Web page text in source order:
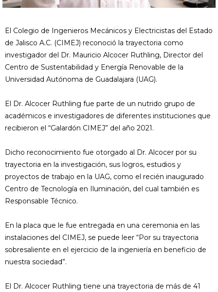
El Colegio de Ingenieros Mecánicos y Electricistas del Estado
de Jalisco A.C. (CIMEJ) reconoció la trayectoria como
investigador del Dr. Mauricio Alcocer Ruthling, Director del
Centro de Sustentabilidad y Energía Renovable de la
Universidad Autónoma de Guadalajara (UAG).
El Dr. Alcocer Ruthling fue parte de un nutrido grupo de
académicos e investigadores de diferentes instituciones que
recibieron el “Galardón CIMEJ” del año 2021.
Dicho reconocimiento fue otorgado al Dr. Alcocer por su
trayectoria en la investigación, sus logros, estudios y
proyectos de trabajo en la UAG, como el recién inaugurado
Centro de Tecnología en Iluminación, del cual también es
Responsable Técnico.
En la placa que le fue entregada en una ceremonia en las
instalaciones del CIMEJ, se puede leer “Por su trayectoria
sobresaliente en el ejercicio de la ingeniería en beneficio de
nuestra sociedad”.
El Dr. Alcocer Ruthling tiene una trayectoria de más de 41